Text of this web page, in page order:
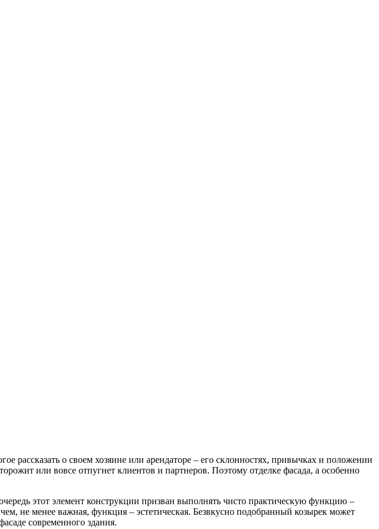
рассказать о своем хозяине или арендаторе – его склонностях, привычках и положении
или вовсе отпугнет клиентов и партнеров. Поэтому отделке фасада, а особенно
этот элемент конструкции призван выполнять чисто практическую функцию –
не менее важная, функция – эстетическая. Безвкусно подобранный козырек может
современного здания.